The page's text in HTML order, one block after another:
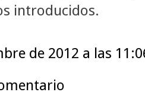
introducidos.
de 2012 a las